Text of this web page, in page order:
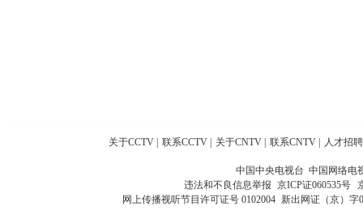
关于CCTV | 联系CCTV | 关于CNTV | 联系CNTV | 人才招聘
中国中央电视台 中国网络电
违法和不良信息举报 京ICP证060535号
网上传播视听节目许可证号 0102004 新出网证（京）